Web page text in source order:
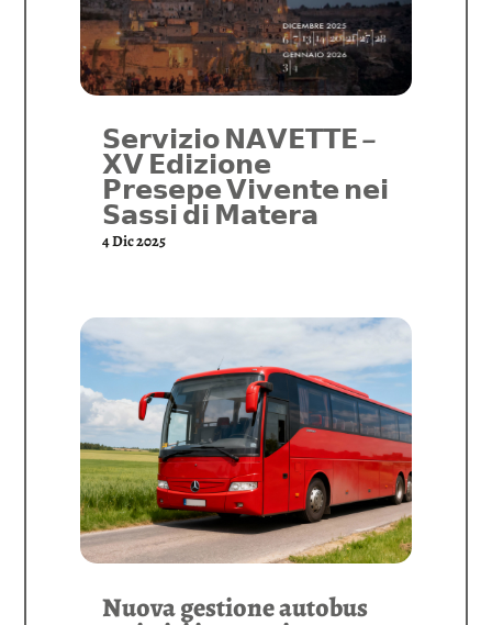
𝗦𝗲𝗿𝘃𝗶𝘇𝗶𝗼 𝗡𝗔𝗩𝗘𝗧𝗧𝗘 –
𝗫𝗩 𝗘𝗱𝗶𝘇𝗶𝗼𝗻𝗲
𝗣𝗿𝗲𝘀𝗲𝗽𝗲 𝗩𝗶𝘃𝗲𝗻𝘁𝗲 𝗻𝗲𝗶
𝗦𝗮𝘀𝘀𝗶 𝗱𝗶 𝗠𝗮𝘁𝗲𝗿𝗮
4 Dic 2025
Nuova gestione autobus